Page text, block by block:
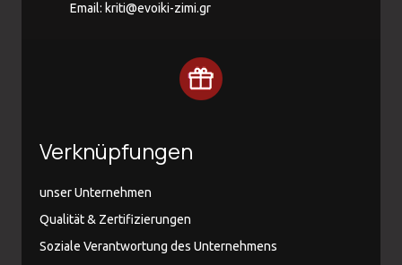
Email: kriti@evoiki-zimi.gr
Verknüpfungen
unser Unternehmen
Qualität & Zertifizierungen
Soziale Verantwortung des Unternehmens